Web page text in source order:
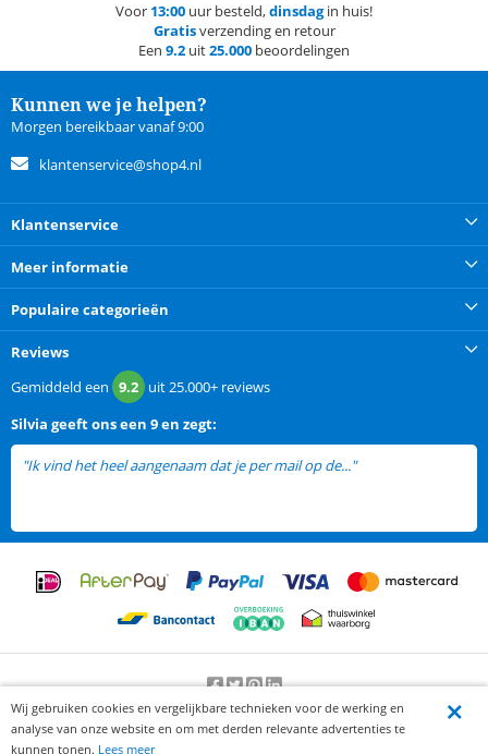
Voor 13:00 uur besteld,dinsdagin huis!
Gratisverzending en retour
Een 9.2 uit25.000 beoordelingen
Kunnen we je helpen?
Morgen bereikbaar vanaf 9:00
klantenservice@shop4.nl
Klantenservice
Meer informatie
Populaire categorieën
Reviews
Gemiddeld een 9.2 uit25.000+ reviews
Silvia geeft ons een 9 en zegt:
"Ik vind het heel aangenaam dat je per mail op de..."
Beoordeling door klanten:9.2/10-25000beoordelingen
Wij gebruiken cookies en vergelijkbare technieken voor de werking en
analyse van onze website en om met derden relevante advertenties te
kunnen tonen. Lees meer